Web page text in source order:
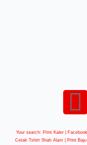
Your search: Print Kaler |
Cetak Tshirt Shah Alam | Print